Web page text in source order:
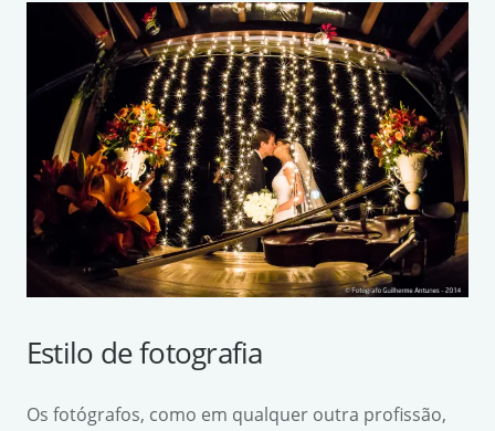
Estilo de fotografia
Os fotógrafos, como em qualquer outra profissão,